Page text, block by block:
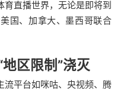
直播世界，无论是即将到
国、加拿大、墨西哥联合
区限制”浇灭
流平台如咪咕、央视频、腾